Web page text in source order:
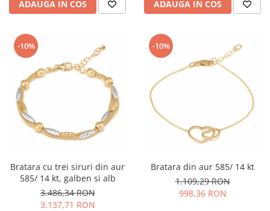
ADAUGA IN COS ADAUGA IN COS
-10%
Bratara cu trei siruri din aur
585/ 14 kt, galben si alb
3.486,34 RON
3.137,71 RON
-10%
Bratara din aur 585/ 14 kt
1.109,29 RON
998,36 RON